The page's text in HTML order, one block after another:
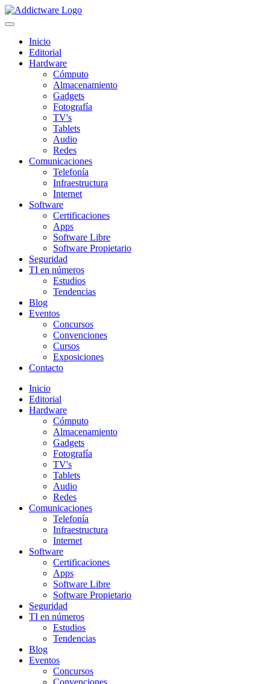
Inicio
Editorial
Hardware
Cómputo
Almacenamiento
Gadgets
Fotografía
TV's
Tablets
Audio
Redes
Comunicaciones
Telefonía
Infraestructura
Internet
Software
Certificaciones
Apps
Software Libre
Software Propietario
Seguridad
TI en números
Estudios
Tendencias
Blog
Eventos
Concursos
Convenciones
Cursos
Exposiciones
Contacto
Inicio
Editorial
Hardware
Cómputo
Almacenamiento
Gadgets
Fotografía
TV's
Tablets
Audio
Redes
Comunicaciones
Telefonía
Infraestructura
Internet
Software
Certificaciones
Apps
Software Libre
Software Propietario
Seguridad
TI en números
Estudios
Tendencias
Blog
Eventos
Concursos
Convenciones